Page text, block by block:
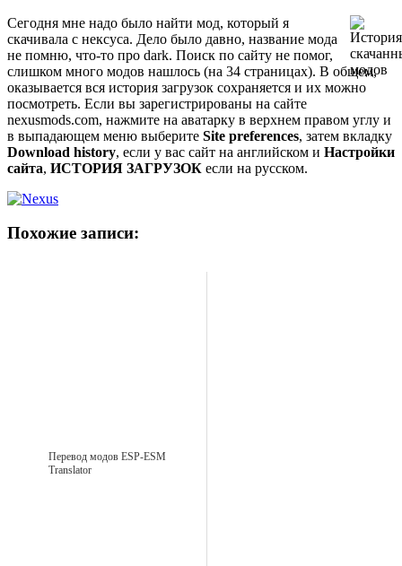
Сегодня мне надо было найти мод, который я
скачивала с нексуса. Дело было давно, название мода
не помню, что-то про dark. Поиск по сайту не помог,
слишком много модов нашлось (на 34 страницах). В общем,
оказывается вся история загрузок сохраняется и их можно
посмотреть. Если вы зарегистрированы на сайте
nexusmods.com, нажмите на аватарку в верхнем правом углу и
в выпадающем меню выберите Site preferences, затем вкладку
Download history, если у вас сайт на английском и Настройки
сайта, ИСТОРИЯ ЗАГРУЗОК если на русском.
Похожие записи:
Перевод модов ESP-ESM
Translator